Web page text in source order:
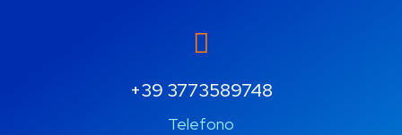
+39 3773589748
Telefono